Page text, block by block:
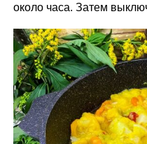
около часа. Затем